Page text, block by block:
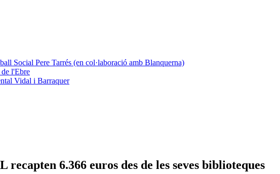
Social Pere Tarrés (en col·laboració amb Blanquerna)
l'Ebre
Vidal i Barraquer
recapten 6.366 euros des de les seves biblioteques